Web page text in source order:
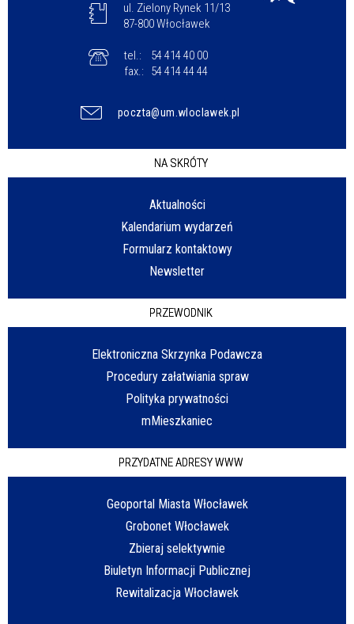
ul. Zielony Rynek 11/13
87-800 Włocławek
tel.:
54 414 40 00
fax.:
54 414 44 44
poczta@um.wloclawek.pl
NA SKRÓTY
Aktualności
Kalendarium wydarzeń
Formularz kontaktowy
Newsletter
PRZEWODNIK
Elektroniczna Skrzynka Podawcza
Procedury załatwiania spraw
Polityka prywatności
mMieszkaniec
PRZYDATNE ADRESY WWW
Geoportal Miasta Włocławek
Grobonet Włocławek
Zbieraj selektywnie
Biuletyn Informacji Publicznej
Rewitalizacja Włocławek